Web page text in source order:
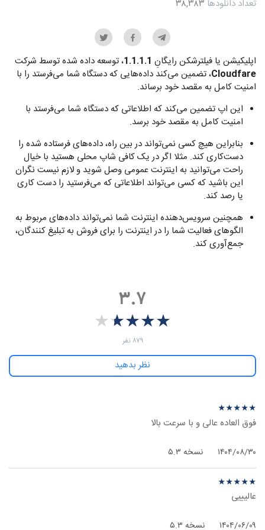
تعداد دانلودها ۳۸,۳۸۳
اپلیکیشن یا فیلترشکن رایگانِ 1.1.1.1، توسعه داده شده توسط شرکت
Cloudfare، تضمین می‌کند داده‌هایی که دستگاه شما می‌فرستد را با
امنیت کامل به مقصد خود برساند.
این اپ تضمین ‌می‌کند که اطلاعاتی که دستگاه شما می‌فرستد با
امنیت کامل به مقصد خود برسد.
بنابراین هیچ کسی نمی‌تواند در بین راه، داده‌های فرستاده شده را
دست‌کاری کند. مثلا اگر در یک کافی شاپ محلی هستید با خیال
راحت می‌توانید به اینترنت عمومی وصل شوید و لازم نیست نگران
این باشید که کسی می‌تواند اطلاعاتی که می‌فرستید را دست کاری
یا رصد کند.
همچنین سرویس‌دهنده اینترنت شما نمی‌تواند داده‌های مربوط به
الگوهای فعالیت شما را در اینترنت را برای فروش به تبلیغ کنندگان،
جمع‌‌آوری کند.
۳.۷
★★★★★
★
★
★
★
★
‫۸۷۹ نفر
نظر بدهید
نظر درباره ‫1.1.1.1 - آی‌اواس★★★★★
★
★
★
★
★
فوق العاده عالی و با سرعت بالا
۱۴۰۴/۰۸/۳۰ نسخه ۵.۳
نظر درباره ‫1.1.1.1 - آی‌اواس★★★★★
★
★
★
★
★
عالیییی
۱۴۰۴/۰۶/۰۹ نسخه ۵.۳